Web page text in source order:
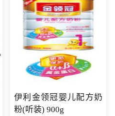
伊利金领冠婴儿配方奶
粉(听装) 900g